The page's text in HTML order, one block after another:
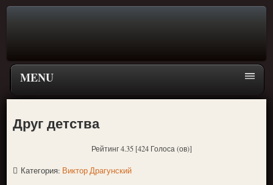
MENU
Главная страница
Поиск
ПЕРЕЙТИ К ГЛАВНОМУ МЕНЮ СКАЗОК
Новое
Друг детства
Рейтинг 4.35 [424 Голоса (ов)]
Категория: Виктор Драгунский